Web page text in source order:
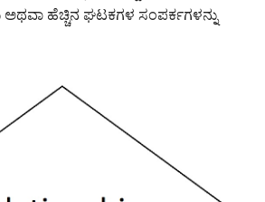
ಅಥವಾ ಹೆಚ್ಚಿನ ಘಟಕಗಳ ಸಂಪರ್ಕಗಳನ್ನು